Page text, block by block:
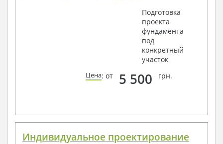
Подготовка
проекта
фундамента
под
конкретный
участок
Цена: от 5 500 грн.
Индивидуальное проектирование